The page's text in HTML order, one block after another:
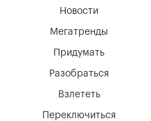
Мегатренды
Придумать
Разобраться
Взлететь
Новости
Переключиться